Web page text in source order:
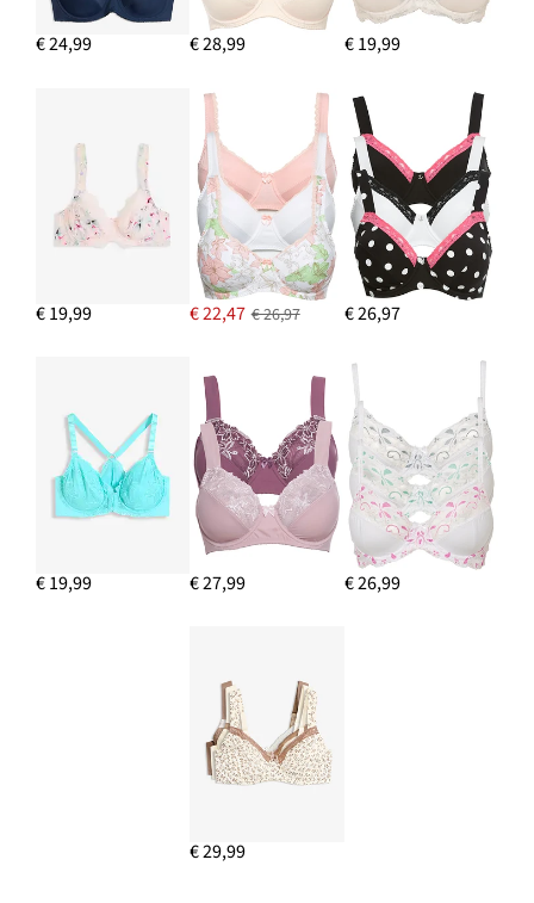
€ 24,99 € 28,99 € 19,99
€ 19,99 € 22,47 € 26,97 € 26,97
€ 19,99 € 27,99 € 26,99
€ 29,99